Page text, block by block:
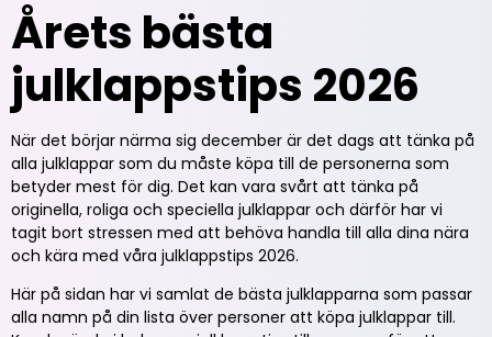
Årets bästa
julklappstips 2026
När det börjar närma sig december är det dags att tänka på
alla julklappar som du måste köpa till de personerna som
betyder mest för dig. Det kan vara svårt att tänka på
originella, roliga och speciella julklappar och därför har vi
tagit bort stressen med att behöva handla till alla dina nära
och kära med våra julklappstips 2026.
Här på sidan har vi samlat de bästa julklapparna som passar
alla namn på din lista över personer att köpa julklappar till.